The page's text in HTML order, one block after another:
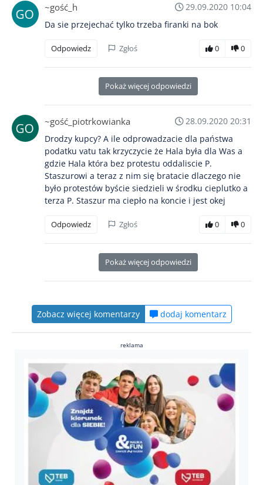
~gość_h
29.09.2020 10:04
Da sie przejechać tylko trzeba firanki na bok
Odpowiedz Zgłoś 0 0
Pokaż więcej odpowiedzi
~gość_piotrkowianka
28.09.2020 20:31
Drodzy kupcy? A ile odprowadzacie dla państwa
podatku vatu tak krzyczycie że Hala była dla Was a
gdzie Hala która bez protestu oddaliscie P.
Staszurowi a teraz z nim się bratacie dlaczego nie
było protestów byście siedzieli w środku cieplutko a
terza P. Staszur ma ciepło na koncie i jest okej
Odpowiedz Zgłoś 0 0
Pokaż więcej odpowiedzi
Zobacz więcej komentarzy dodaj komentarz
reklama